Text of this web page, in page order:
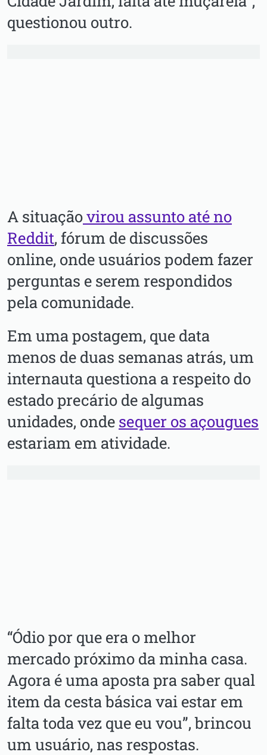
questionou outro.
A situaçãovirou assunto até no
Reddit, fórum de discussões
online, onde usuários podem fazer
perguntas e serem respondidos
pela comunidade.
Em uma postagem, que data
menos de duas semanas atrás, um
internauta questiona a respeito do
estado precário de algumas
unidades, onde sequer os açougues
estariam em atividade.
“Ódio por que era o melhor
mercado próximo da minha casa.
Agora é uma aposta pra saber qual
item da cesta básica vai estar em
falta toda vez que eu vou”, brincou
um usuário, nas respostas.